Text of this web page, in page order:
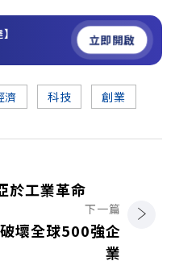
立即開啟
濟 科技 創業
於工業革命
下一篇
壞全球500強企
業